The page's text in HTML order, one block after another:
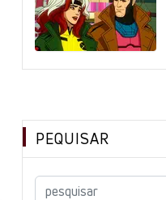
PEQUISAR